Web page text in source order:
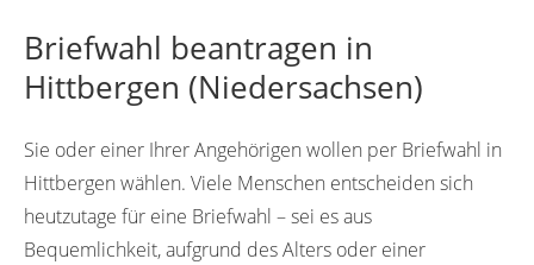
Briefwahl beantragen in
Hittbergen (Niedersachsen)
Sie oder einer Ihrer Angehörigen wollen per Briefwahl in
Hittbergen wählen. Viele Menschen entscheiden sich
heutzutage für eine Briefwahl – sei es aus
Bequemlichkeit, aufgrund des Alters oder einer